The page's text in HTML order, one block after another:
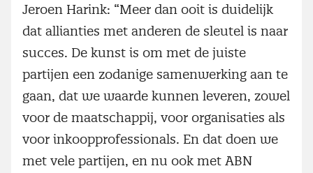
Jeroen Harink: “Meer dan ooit is duidelijk
dat allianties met anderen de sleutel is naar
succes. De kunst is om met de juiste
partijen een zodanige samenwerking aan te
gaan, dat we waarde kunnen leveren, zowel
voor de maatschappij, voor organisaties als
voor inkoopprofessionals. En dat doen we
met vele partijen, en nu ook met ABN